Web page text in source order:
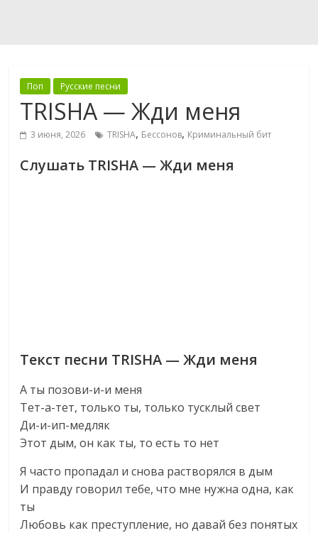
Поп Русские песни
TRISHA — Жди меня
3 июня, 2026 TRISHA, Бессонов, Криминальный бит
Слушать TRISHA — Жди меня
Текст песни TRISHA — Жди меня
А ты позови-и-и меня
Тет-а-тет, только ты, только тусклый свет
Ди-и-ип-медляк
Этот дым, он как ты, то есть то нет
Я часто пропадал и снова растворялся в дым
И правду говорил тебе, что мне нужна одна, как
ты
Любовь как преступление, но давай без понятых